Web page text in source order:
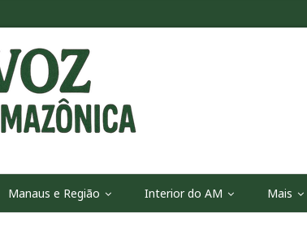
Manaus e Região Interior do AM Mais